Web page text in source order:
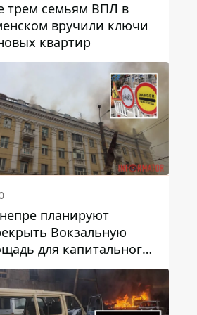
трем семьям ВПЛ в
вручили ключи
квартир
планируют
Вокзальную
для капитального
дома, в который
вражеская ракета:
сроки